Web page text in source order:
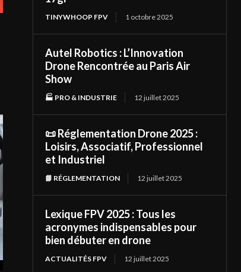
TINYWHOOP FPV 1 octobre 2025
Autel Robotics : L’Innovation
Drone Rencontrée au Paris Air
Show
🏭 PRO & INDUSTRIE 12 juillet 2025
📜 Réglementation Drone 2025 :
Loisirs, Associatif, Professionnel
et Industriel
📘 RÉGLEMENTATION 12 juillet 2025
Lexique FPV 2025 : Tous les
acronymes indispensables pour
bien débuter en drone
ACTUALITÉS FPV 12 juillet 2025